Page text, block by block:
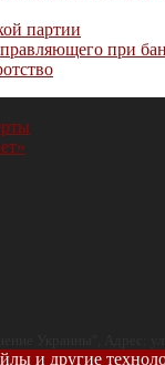
партии
при
и другие